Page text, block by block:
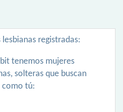
lesbianas registradas:
tenemos mujeres
solteras que buscan
como tú: